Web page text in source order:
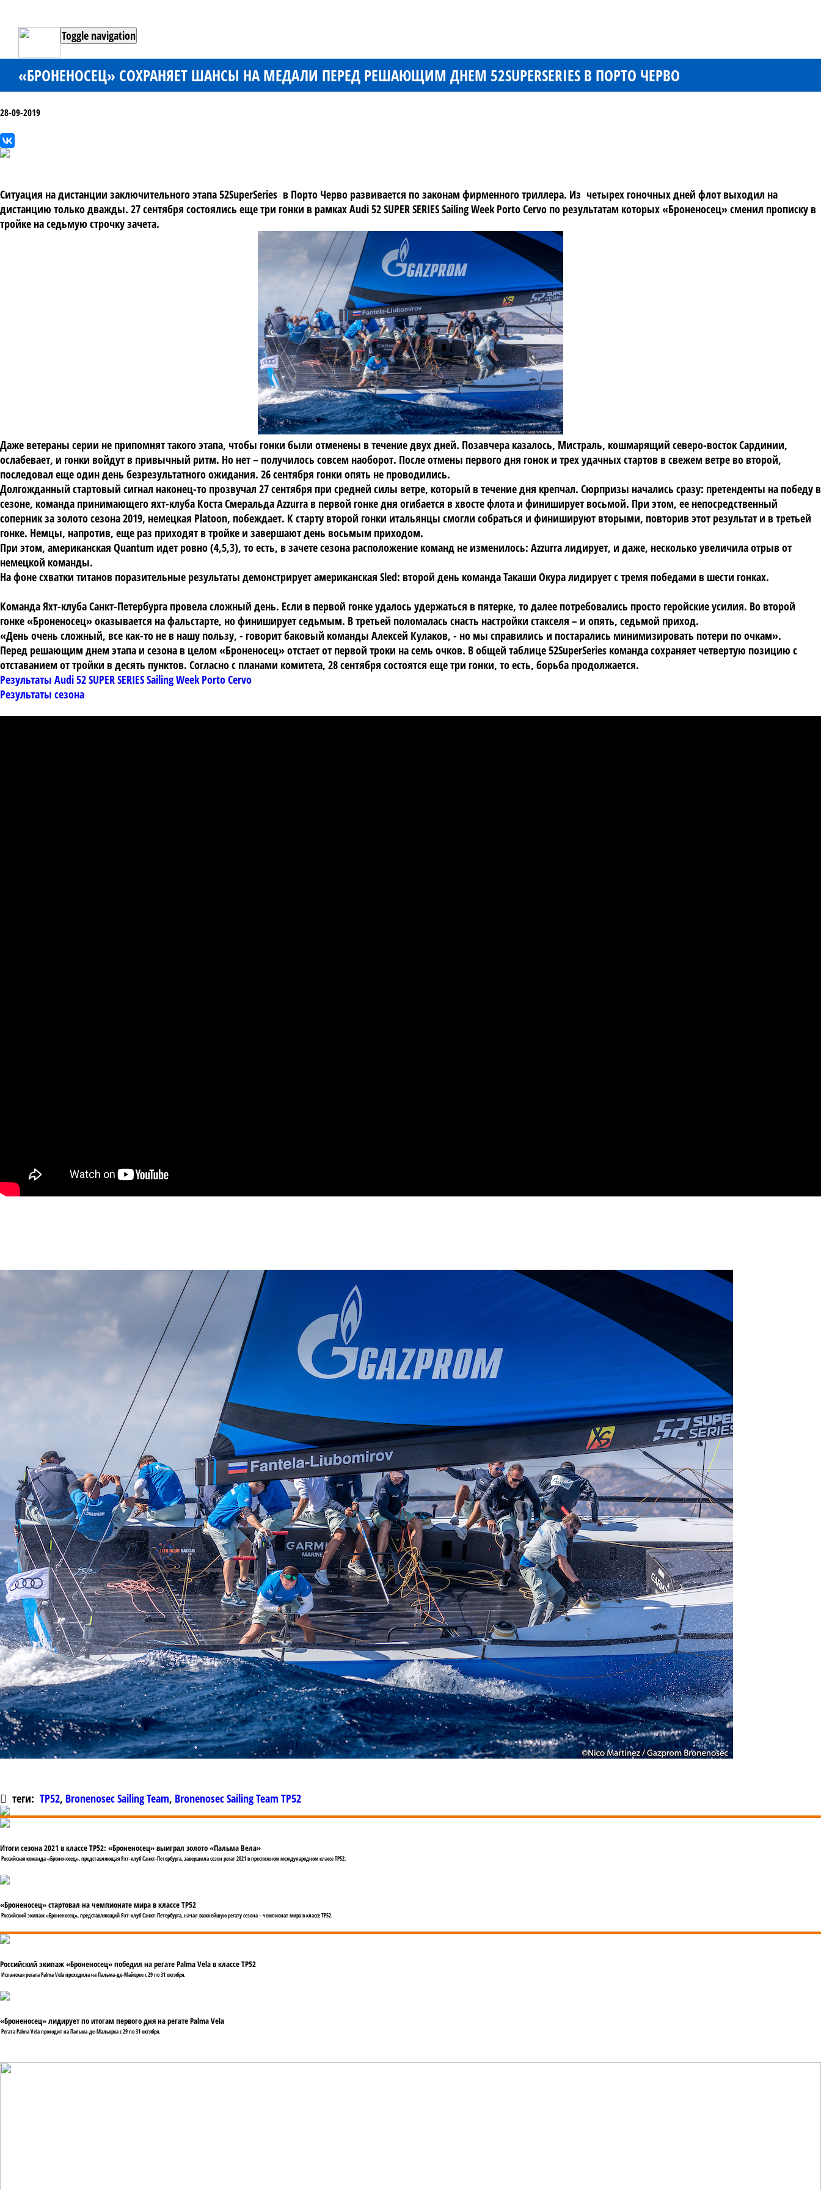
Toggle navigation
«БРОНЕНОСЕЦ» СОХРАНЯЕТ ШАНСЫ НА МЕДАЛИ ПЕРЕД РЕШАЮЩИМ ДНЕМ 52SUPERSERIES В ПОРТО ЧЕРВО
28-09-2019
Ситуация на дистанции заключительного этапа 52SuperSeries в Порто Черво развивается по законам фирменного триллера. Из четырех гоночных дней флот выходил на
дистанцию только дважды. 27 сентября состоялись еще три гонки в рамках Audi 52 SUPER SERIES Sailing Week Porto Cervo по результатам которых «Броненосец» сменил прописку в
тройке на седьмую строчку зачета.
Даже ветераны серии не припомнят такого этапа, чтобы гонки были отменены в течение двух дней. Позавчера казалось, Мистраль, кошмарящий северо-восток Сардинии,
ослабевает, и гонки войдут в привычный ритм. Но нет – получилось совсем наоборот. После отмены первого дня гонок и трех удачных стартов в свежем ветре во второй,
последовал еще один день безрезультатного ожидания. 26 сентября гонки опять не проводились.
Долгожданный стартовый сигнал наконец-то прозвучал 27 сентября при средней силы ветре, который в течение дня крепчал. Сюрпризы начались сразу: претенденты на победу в
сезоне, команда принимающего яхт-клуба Коста Смеральда Azzurra в первой гонке дня огибается в хвосте флота и финиширует восьмой. При этом, ее непосредственный
соперник за золото сезона 2019, немецкая Platoon, побеждает. К старту второй гонки итальянцы смогли собраться и финишируют вторыми, повторив этот результат и в третьей
гонке. Немцы, напротив, еще раз приходят в тройке и завершают день восьмым приходом.
При этом, американская Quantum идет ровно (4,5,3), то есть, в зачете сезона расположение команд не изменилось: Azzurra лидирует, и даже, несколько увеличила отрыв от
немецкой команды.
На фоне схватки титанов поразительные результаты демонстрирует американская Sled: второй день команда Такаши Окура лидирует с тремя победами в шести гонках.
Команда Яхт-клуба Санкт-Петербурга провела сложный день. Если в первой гонке удалось удержаться в пятерке, то далее потребовались просто геройские усилия. Во второй
гонке «Броненосец» оказывается на фальстарте, но финиширует седьмым. В третьей поломалась снасть настройки стакселя – и опять, седьмой приход.
«День очень сложный, все как-то не в нашу пользу, - говорит баковый команды Алексей Кулаков, - но мы справились и постарались минимизировать потери по очкам».
Перед решающим днем этапа и сезона в целом «Броненосец» отстает от первой троки на семь очков. В общей таблице 52SuperSeries команда сохраняет четвертую позицию с
отставанием от тройки в десять пунктов. Согласно с планами комитета, 28 сентября состоятся еще три гонки, то есть, борьба продолжается.
Результаты Audi 52 SUPER SERIES Sailing Week Porto Cervo
Результаты сезона
теги: TP52, Bronenosec Sailing Team, Bronenosec Sailing Team TP52
Итоги сезона 2021 в классе TP52: «Броненосец» выиграл золото «Пальма Вела»
Российская команда «Броненосец», представляющая Яхт-клуб Санкт-Петербурга, завершила сезон регат 2021 в престижном международном классе TP52.
«Броненосец» стартовал на чемпионате мира в классе TP52
Российский экипаж «Броненосец», представляющий Яхт-клуб Санкт-Петербурга, начал важнейшую регату сезона – чемпионат мира в классе TP52.
Российский экипаж «Броненосец» победил на регате Palma Vela в классе TP52
Испанская регата Palma Vela проходила на Пальма-де-Майорке с 29 по 31 октября.
«Броненосец» лидирует по итогам первого дня на регате Palma Vela
Регата Palma Vela проходит на Пальма-де-Мальорка с 29 по 31 октября.